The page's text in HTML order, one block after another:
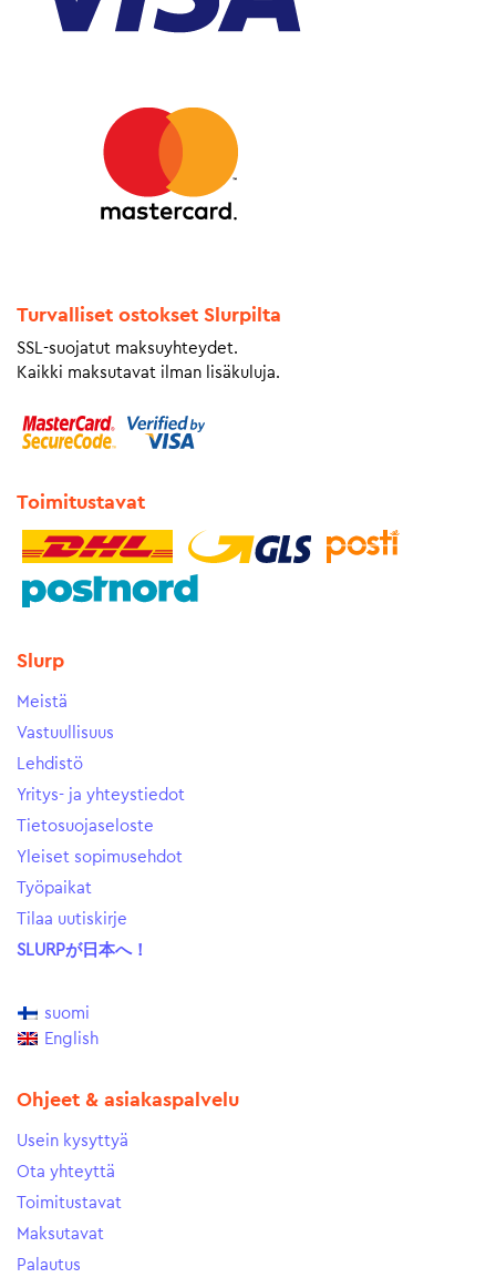
Turvalliset ostokset Slurpilta
SSL-suojatut maksuyhteydet.
Kaikki maksutavat ilman lisäkuluja.
Toimitustavat
Slurp
Meistä
Vastuullisuus
Lehdistö
Yritys- ja yhteystiedot
Tietosuojaseloste
Yleiset sopimusehdot
Työpaikat
Tilaa uutiskirje
SLURPが日本へ！
suomi
English
Ohjeet & asiakaspalvelu
Usein kysyttyä
Ota yhteyttä
Toimitustavat
Maksutavat
Palautus